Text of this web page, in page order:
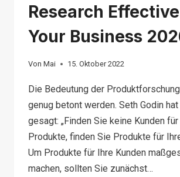
Research
Your Business
Von Mai 15. Oktober 2022
Die Bedeutung der
genug betont werden. Seth Godin
gesagt: „Finden Sie keine Kunden
Produkte, finden Sie Produkte für
Um Produkte für Ihre Kunden
machen, sollten Sie zunächst…